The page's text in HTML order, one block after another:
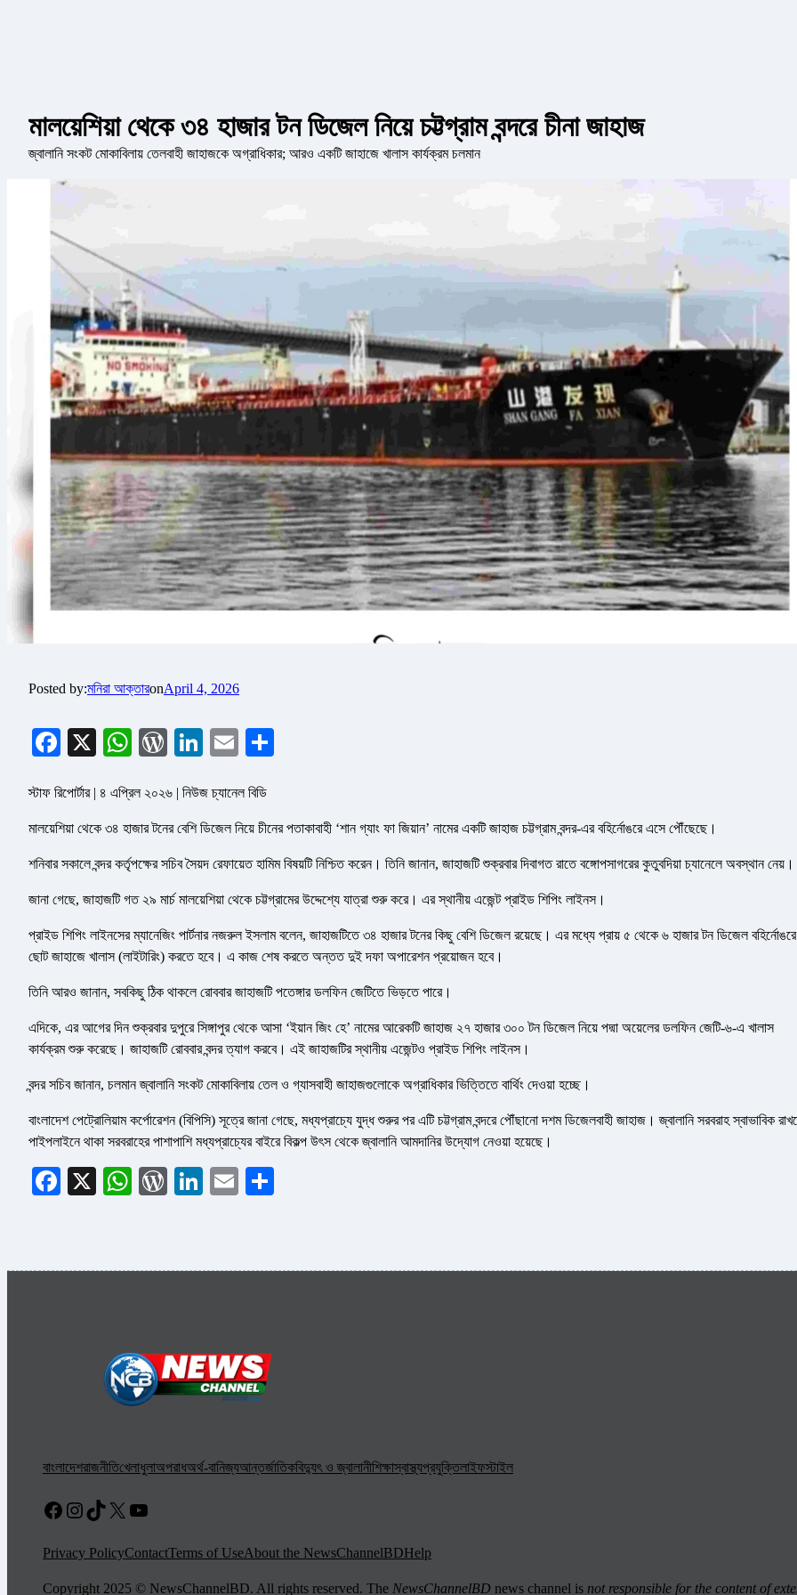
মালয়েশিয়া থেকে ৩৪ হাজার টন ডিজেল নিয়ে চট্টগ্রাম বন্দরে চীনা জাহাজ
জ্বালানি সংকট মোকাবিলায় তেলবাহী জাহাজকে অগ্রাধিকার; আরও একটি জাহাজে খালাস কার্যক্রম চলমান
Posted by:মনিরা আক্তারonApril 4, 2026
Facebook
X WhatsApp
WordPress
LinkedIn
Email
স্টাফ রিপোর্টার | ৪ এপ্রিল ২০২৬ | নিউজ চ্যানেল বিডি
মালয়েশিয়া থেকে ৩৪ হাজার টনের বেশি ডিজেল নিয়ে চীনের পতাকাবাহী ‘শান গ্যাং ফা জিয়ান’ নামের একটি জাহাজ চট্টগ্রাম বন্দর-এর বহির্নোঙরে এসে পৌঁছেছে।
শনিবার সকালে বন্দর কর্তৃপক্ষের সচিব সৈয়দ রেফায়েত হামিম বিষয়টি নিশ্চিত করেন। তিনি জানান, জাহাজটি শুক্রবার দিবাগত রাতে বঙ্গোপসাগরের কুতুবদিয়া চ্যানেলে অবস্থান নেয়।
জানা গেছে, জাহাজটি গত ২৯ মার্চ মালয়েশিয়া থেকে চট্টগ্রামের উদ্দেশ্যে যাত্রা শুরু করে। এর স্থানীয় এজেন্ট প্রাইড শিপিং লাইনস।
প্রাইড শিপিং লাইনসের ম্যানেজিং পার্টনার নজরুল ইসলাম বলেন, জাহাজটিতে ৩৪ হাজার টনের কিছু বেশি ডিজেল রয়েছে। এর মধ্যে প্রায় ৫ থেকে ৬ হাজার টন ডিজেল বহির্নোঙরে
ছোট জাহাজে খালাস (লাইটারিং) করতে হবে। এ কাজ শেষ করতে অন্তত দুই দফা অপারেশন প্রয়োজন হবে।
তিনি আরও জানান, সবকিছু ঠিক থাকলে রোববার জাহাজটি পতেঙ্গার ডলফিন জেটিতে ভিড়তে পারে।
এদিকে, এর আগের দিন শুক্রবার দুপুরে সিঙ্গাপুর থেকে আসা ‘ইয়ান জিং হে’ নামের আরেকটি জাহাজ ২৭ হাজার ৩০০ টন ডিজেল নিয়ে পদ্মা অয়েলের ডলফিন জেটি-৬-এ খালাস
কার্যক্রম শুরু করেছে। জাহাজটি রোববার বন্দর ত্যাগ করবে। এই জাহাজটির স্থানীয় এজেন্টও প্রাইড শিপিং লাইনস।
বন্দর সচিব জানান, চলমান জ্বালানি সংকট মোকাবিলায় তেল ও গ্যাসবাহী জাহাজগুলোকে অগ্রাধিকার ভিত্তিতে বার্থিং দেওয়া হচ্ছে।
বাংলাদেশ পেট্রোলিয়াম কর্পোরেশন (বিপিসি) সূত্রে জানা গেছে, মধ্যপ্রাচ্যে যুদ্ধ শুরুর পর এটি চট্টগ্রাম বন্দরে পৌঁছানো দশম ডিজেলবাহী জাহাজ। জ্বালানি সরবরাহ স্বাভাবিক
পাইপলাইনে থাকা সরবরাহের পাশাপাশি মধ্যপ্রাচ্যের বাইরে বিকল্প উৎস থেকে জ্বালানি আমদানির উদ্যোগ নেওয়া হয়েছে।
Facebook
X WhatsApp
WordPress
LinkedIn
Email
বাংলাদেশরাজনীতিখেলাধুলাঅপরাধঅর্থ-বানিজ্যআন্তর্জাতিকবিদ্যুৎ ও জ্বালানীশিক্ষাস্বাস্থ্যপ্রযুক্তিলাইফস্টাইল
Facebook
Instagram
TikTok
X YouTube
Privacy PolicyContactTerms of UseAbout the NewsChannelBDHelp
Copyright 2025 © NewsChannelBD. All rights reserved. The NewsChannelBD news channel is not responsible for the content of